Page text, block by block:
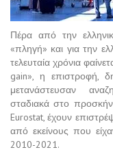
Πέρα από την
«πληγή» και για την
τελευταία χρόνια
gain», η επιστροφή,
μετανάστευσαν
σταδιακά στο
Eurostat, έχουν
από εκείνους που
2010-2021.